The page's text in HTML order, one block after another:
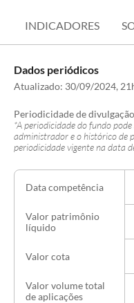
INDICADORES
Dados periódicos
Atualizado: 30/09/2024,
Periodicidade de
*A periodicidade do fundo
administrador e o histórico de
periodicidade vigente na data
Data competência
Valor patrimônio
líquido
Valor cota
Valor volume total
de aplicações